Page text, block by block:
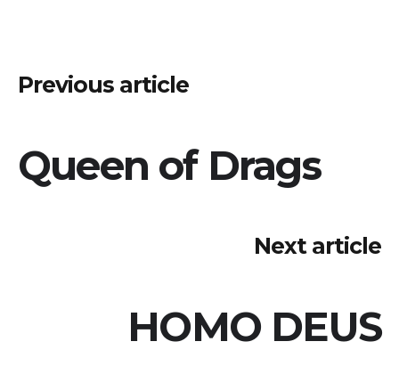
Beitragsnavigation
Previous article
Queen of Drags
Next article
HOMO DEUS